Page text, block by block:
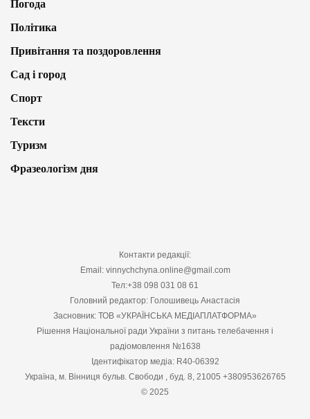
Погода
Політика
Привітання та поздоровлення
Сад і город
Спорт
Тексти
Туризм
Фразеологізм дня
Контакти редакції:
Email: vinnychchyna.online@gmail.com
Тел:+38 098 031 08 61
Головний редактор: Голошивець Анастасія
Засновник: ТОВ «УКРАЇНСЬКА МЕДІАПЛАТФОРМА»
Рішення Національної ради України з питань телебачення і
радіомовлення №1638
Ідентифікатор медіа: R40-06392
Україна, м. Вінниця бульв. Свободи , буд. 8, 21005 +380953626765
© 2025